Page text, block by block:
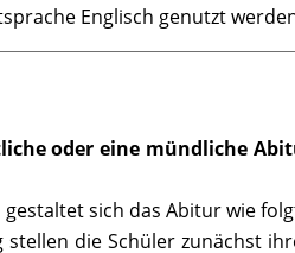
Englisch genutzt
oder eine mündliche
gestaltet sich das Abitur wie
die Schüler zunächst